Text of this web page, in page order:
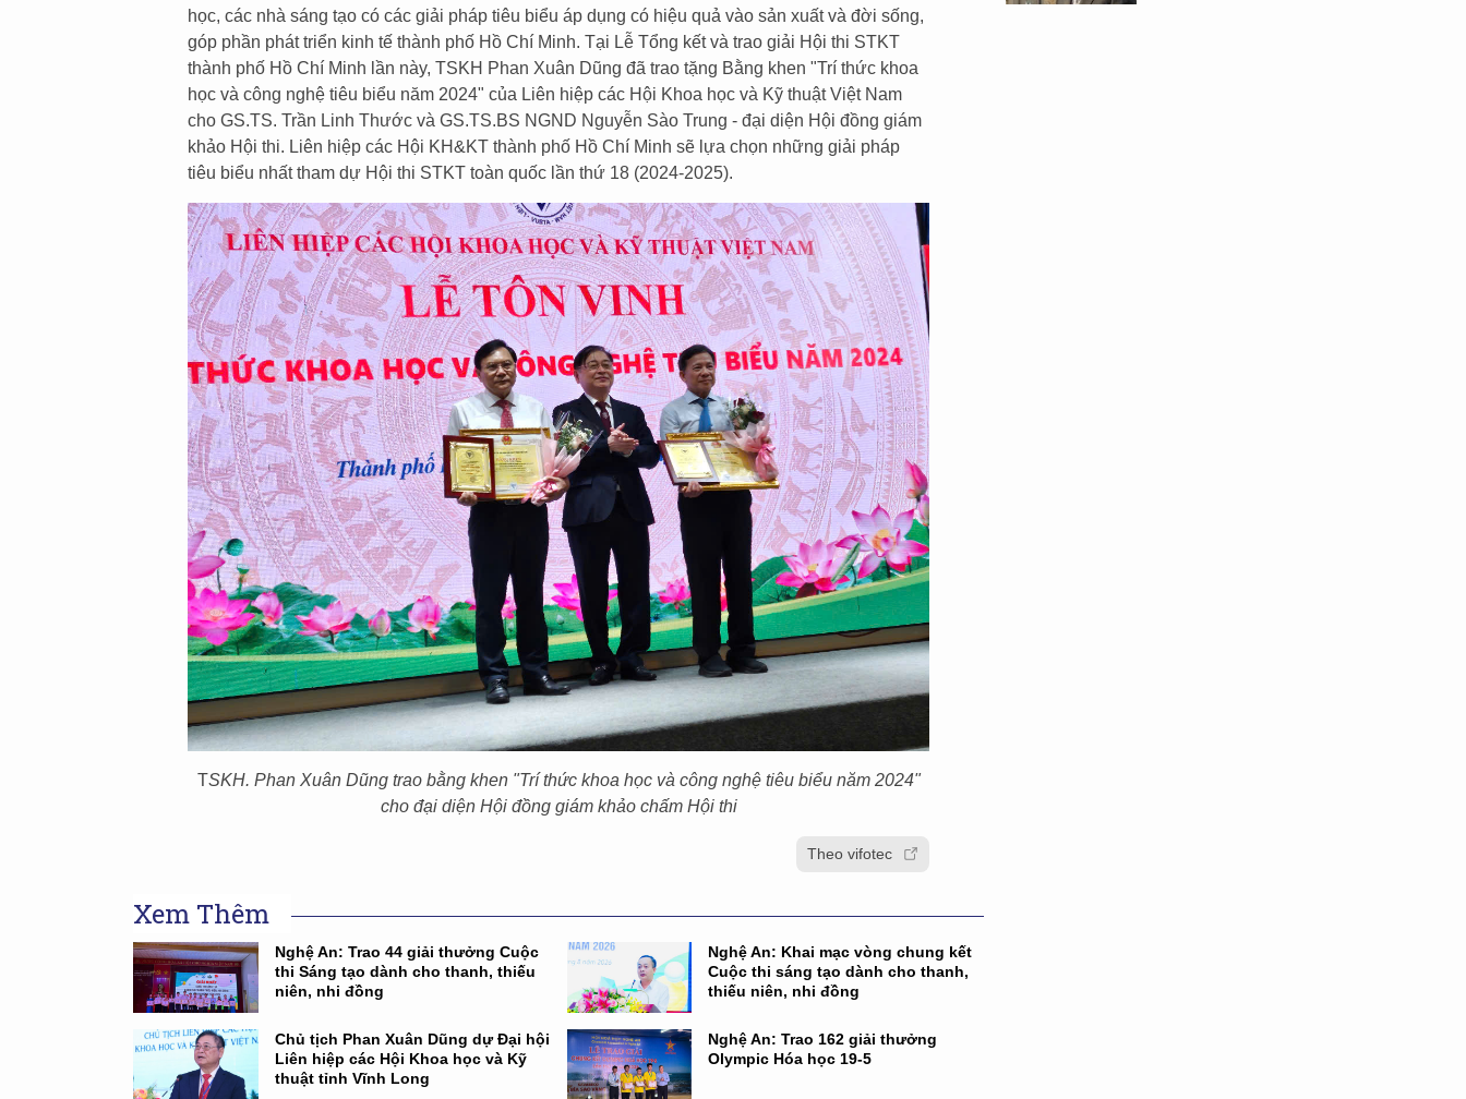
học, các nhà sáng tạo có các giải pháp tiêu biểu áp dụng có hiệu quả vào sản xuất và đời sống,
góp phần phát triển kinh tế thành phố Hồ Chí Minh. Tại Lễ Tổng kết và trao giải Hội thi STKT
thành phố Hồ Chí Minh lần này, TSKH Phan Xuân Dũng đã trao tặng Bằng khen "Trí thức khoa
học và công nghệ tiêu biểu năm 2024" của Liên hiệp các Hội Khoa học và Kỹ thuật Việt Nam
cho GS.TS. Trần Linh Thước và GS.TS.BS NGND Nguyễn Sào Trung - đại diện Hội đồng giám
khảo Hội thi. Liên hiệp các Hội KH&KT thành phố Hồ Chí Minh sẽ lựa chọn những giải pháp
tiêu biểu nhất tham dự Hội thi STKT toàn quốc lần thứ 18 (2024-2025).
TSKH. Phan Xuân Dũng trao bằng khen "Trí thức khoa học và công nghệ tiêu biểu năm 2024"
cho đại diện Hội đồng giám khảo chấm Hội thi
Theo vifotec
Xem Thêm
Nghệ An: Trao 44 giải thưởng Cuộc
thi Sáng tạo dành cho thanh, thiếu
niên, nhi đồng
Nghệ An: Khai mạc vòng chung kết
Cuộc thi sáng tạo dành cho thanh,
thiếu niên, nhi đồng
Chủ tịch Phan Xuân Dũng dự Đại hội
Liên hiệp các Hội Khoa học và Kỹ
thuật tỉnh Vĩnh Long
Nghệ An: Trao 162 giải thưởng
Olympic Hóa học 19-5